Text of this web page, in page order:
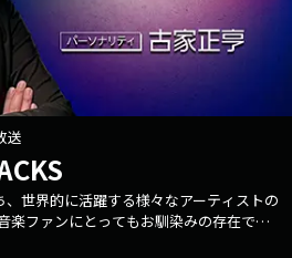
送
世界的に活躍する様々なアーティストの
楽ファンにとってもお馴染みの存在であ
る音楽番組。 リスナーからのK-POPリク